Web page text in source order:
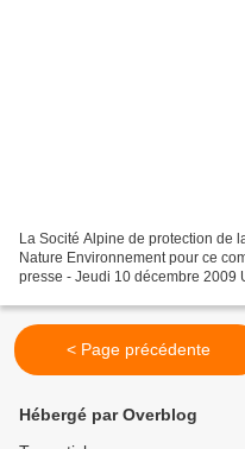
La Socité Alpine de protection de
Nature Environnement pour ce
presse - Jeudi 10 décembre 2009
< Page précédente
Hébergé par Overblog